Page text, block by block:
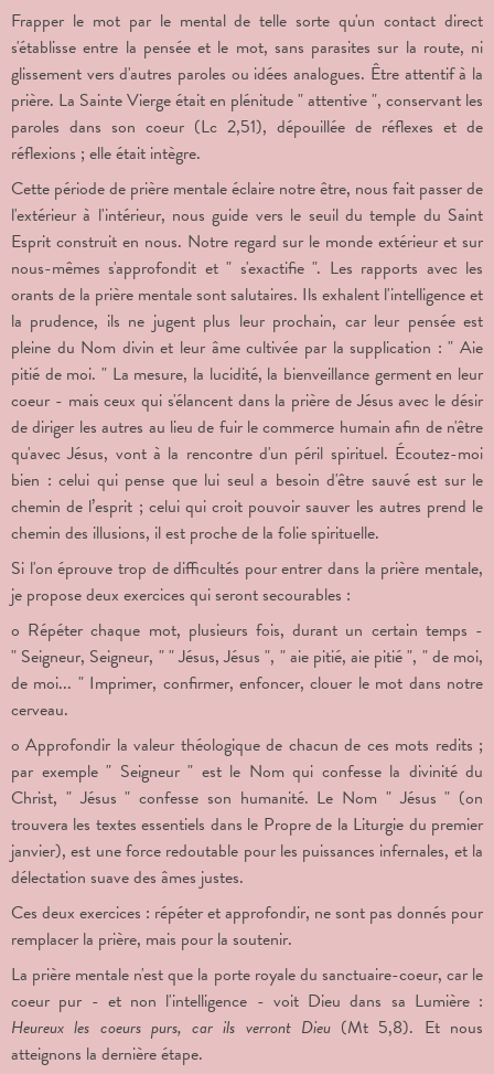
Frapper le mot par le mental de telle sorte qu'un contact direct
s'établisse entre la pensée et le mot, sans parasites sur la route, ni
glissement vers d'autres paroles ou idées analogues. Être attentif à la
prière. La Sainte Vierge était en plénitude " attentive ", conservant les
paroles dans son coeur (Lc 2,51), dépouillée de réflexes et de
réflexions ; elle était intègre.
Cette période de prière mentale éclaire notre être, nous fait passer de
l'extérieur à l'intérieur, nous guide vers le seuil du temple du Saint
Esprit construit en nous. Notre regard sur le monde extérieur et sur
nous-mêmes s'approfondit et " s'exactifie ". Les rapports avec les
orants de la prière mentale sont salutaires. Ils exhalent l'intelligence et
la prudence, ils ne jugent plus leur prochain, car leur pensée est
pleine du Nom divin et leur âme cultivée par la supplication : " Aie
pitié de moi. " La mesure, la lucidité, la bienveillance germent en leur
coeur - mais ceux qui s'élancent dans la prière de Jésus avec le désir
de diriger les autres au lieu de fuir le commerce humain afin de n'être
qu'avec Jésus, vont à la rencontre d'un péril spirituel. Écoutez-moi
bien : celui qui pense que lui seul a besoin d'être sauvé est sur le
chemin de l’esprit ; celui qui croit pouvoir sauver les autres prend le
chemin des illusions, il est proche de la folie spirituelle.
Si l'on éprouve trop de difficultés pour entrer dans la prière mentale,
je propose deux exercices qui seront secourables :
o Répéter chaque mot, plusieurs fois, durant un certain temps -
" Seigneur, Seigneur, " " Jésus, Jésus ", " aie pitié, aie pitié ", " de moi,
de moi... " Imprimer, confirmer, enfoncer, clouer le mot dans notre
cerveau.
o Approfondir la valeur théologique de chacun de ces mots redits ;
par exemple " Seigneur " est le Nom qui confesse la divinité du
Christ, " Jésus " confesse son humanité. Le Nom " Jésus " (on
trouvera les textes essentiels dans le Propre de la Liturgie du premier
janvier), est une force redoutable pour les puissances infernales, et la
délectation suave des âmes justes.
Ces deux exercices : répéter et approfondir, ne sont pas donnés pour
remplacer la prière, mais pour la soutenir.
La prière mentale n'est que la porte royale du sanctuaire-coeur, car le
coeur pur - et non l'intelligence - voit Dieu dans sa Lumière :
Heureux les coeurs purs, car ils verront Dieu (Mt 5,8). Et nous
atteignons la dernière étape.